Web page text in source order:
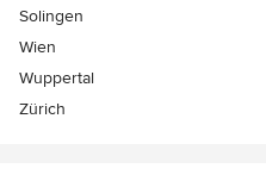
Solingen
Wien
Wuppertal
Zürich